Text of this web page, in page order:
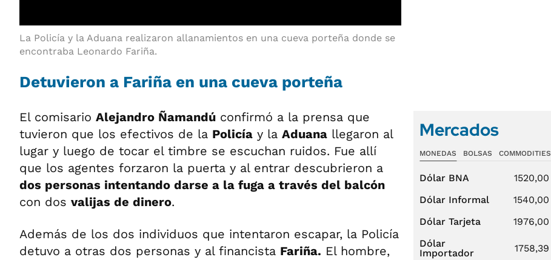
La Policía y la Aduana realizaron allanamientos en una cueva porteña donde se
encontraba Leonardo Fariña.
Detuvieron a Fariña en una cueva porteña
El comisario Alejandro Ñamandú confirmó a la prensa que
tuvieron que los efectivos de la Policía y la Aduana llegaron al
lugar y luego de tocar el timbre se escuchan ruidos. Fue allí
que los agentes forzaron la puerta y al entrar descubrieron a
dos personas intentando darse a la fuga a través del balcón
con dos valijas de dinero.
Además de los dos individuos que intentaron escapar, la Policía
detuvo a otras dos personas y al financista Fariña. El hombre,
Mercados
MONEDAS BOLSAS COMMODITIES
Dólar BNA 1520,00
Dólar Informal
1540,00
Dólar Tarjeta
1976,00
Dólar
Importador
1758,39